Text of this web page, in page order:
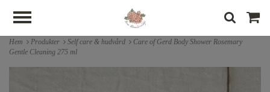
Hem Produkter Self care & hudvård
Care of Gerd Body Shower Rosemary
Gentle Cleaning 275 ml